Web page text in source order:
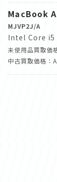
MacBook
MJVP2J/A
Intel Core i5
未使用品買取価
中古買取価格：